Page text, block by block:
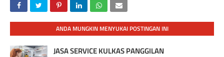
ANDA MUNGKIN MENYUKAI POSTINGAN INI
JASA SERVICE KULKAS PANGGILAN